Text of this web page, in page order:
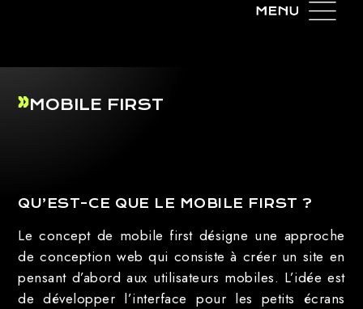
MOBILE FIRST
QU’EST-CE QUE LE MOBILE FIRST ?
Le concept de mobile first désigne une approche
de conception web qui consiste à créer un site en
pensant d’abord aux utilisateurs mobiles. L’idée est
de développer l’interface pour les petits écrans